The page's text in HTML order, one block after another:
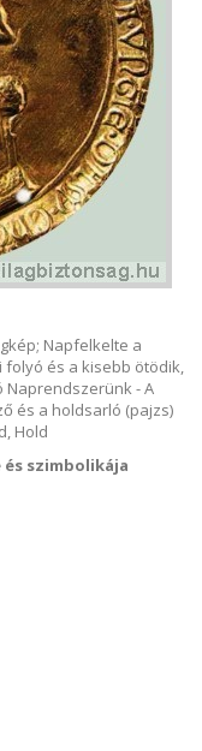
Napfelkelte a
folyó és a kisebb ötödik,
Naprendszerünk - A
és a holdsarló (pajzs)
Hold
szimbolikája